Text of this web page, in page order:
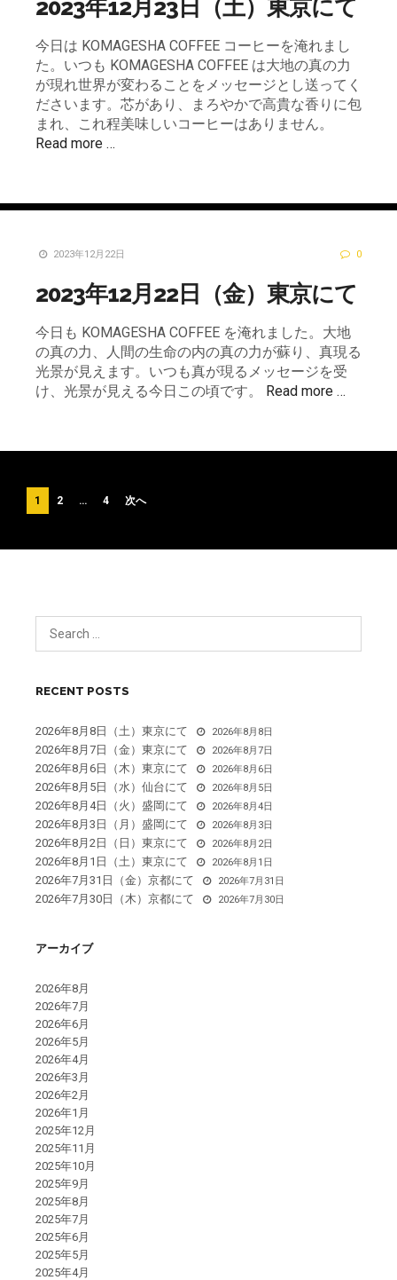
2023年12月23日（土）東京にて
今日は KOMAGESHA COFFEE コーヒーを淹れまし
た。いつも KOMAGESHA COFFEE は大地の真の力
が現れ世界が変わることをメッセージとし送ってく
ださいます。芯があり、まろやかで高貴な香りに包
まれ、これ程美味しいコーヒーはありません。
Read more …
2023年12月22日 0
2023年12月22日（金）東京にて
今日も KOMAGESHA COFFEE を淹れました。大地
の真の力、人間の生命の内の真の力が蘇り、真現る
光景が見えます。いつも真が現るメッセージを受
け、光景が見える今日この頃です。
Read more …
投
の
ー
り
1 2 … 4 次へ
RECENT POSTS
2026年8月8日（土）東京にて 2026年8月8日
2026年8月7日（金）東京にて 2026年8月7日
2026年8月6日（木）東京にて 2026年8月6日
2026年8月5日（水）仙台にて 2026年8月5日
2026年8月4日（火）盛岡にて 2026年8月4日
2026年8月3日（月）盛岡にて 2026年8月3日
2026年8月2日（日）東京にて 2026年8月2日
2026年8月1日（土）東京にて 2026年8月1日
2026年7月31日（金）京都にて 2026年7月31日
2026年7月30日（木）京都にて 2026年7月30日
アーカイブ
2026年8月
2026年7月
2026年6月
2026年5月
2026年4月
2026年3月
2026年2月
2026年1月
2025年12月
2025年11月
2025年10月
2025年9月
2025年8月
2025年7月
2025年6月
2025年5月
2025年4月